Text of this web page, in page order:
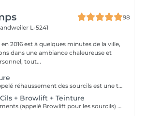
98
L-5241
2016 est à quelques minutes de la ville,
dans une ambiance chaleureuse et
tout...
Le browlift aussi appelé réhaussement des sourcils est une technique pour discipliner les poils parfois broussailleux des sourcils, les rehausser et leur donner une jolie forme, il inclut d'office une teinture. C'est une dernière tendance dans la beauté du regard. Peut être associé à un réhaussement des cils pour un résultat plus spectaculaire. Tenue environ 4 semaines. Il est nécessaire d'avoir des sourcils fournis et ne pas avoir fait une teinture de ceux-ci dans les semaines précédentes.
+ Browlift + Teinture
Ces deux réhaussements (appelé Browlift pour les sourcils) vous donneront un look différent, votre regard sera doublement embelli. Vos sourcils doivent contenir assez de poils pour cette technique. Tenue 2-3 mois. Remarque: ne pas porter de mascara le jour du soin de préférence; pas de teinture de sourcils les 3 mois avant.